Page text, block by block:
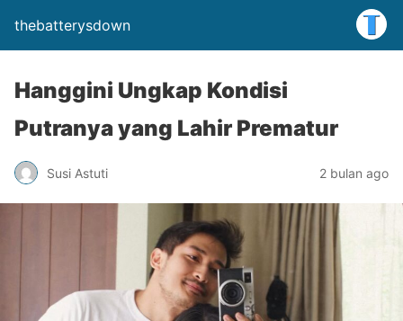
thebatterysdown
Hanggini Ungkap Kondisi
Putranya yang Lahir Prematur
Susi Astuti 2 bulan ago